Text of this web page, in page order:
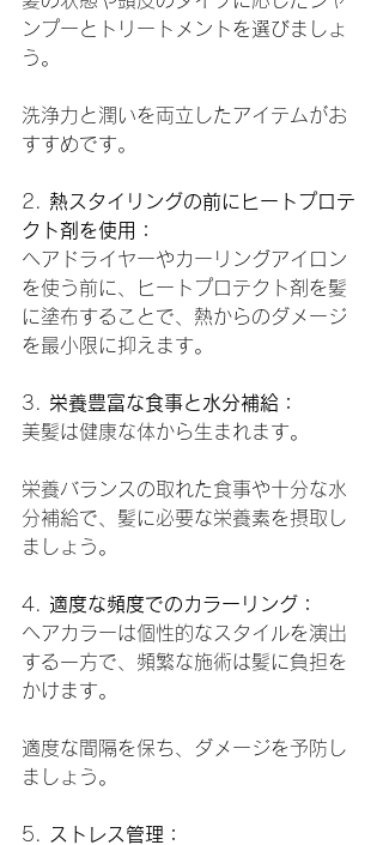
ンプーとトリートメントを選びましょ
う。
洗浄力と潤いを両立したアイテムがお
すすめです。
2. 熱スタイリングの前にヒートプロテ
クト剤を使用：
ヘアドライヤーやカーリングアイロン
を使う前に、ヒートプロテクト剤を髪
に塗布することで、熱からのダメージ
を最小限に抑えます。
3. 栄養豊富な食事と水分補給：
美髪は健康な体から生まれます。
栄養バランスの取れた食事や十分な水
分補給で、髪に必要な栄養素を摂取し
ましょう。
4. 適度な頻度でのカラーリング：
ヘアカラーは個性的なスタイルを演出
する一方で、頻繁な施術は髪に負担を
かけます。
適度な間隔を保ち、ダメージを予防し
ましょう。
5.
ストレス管理：